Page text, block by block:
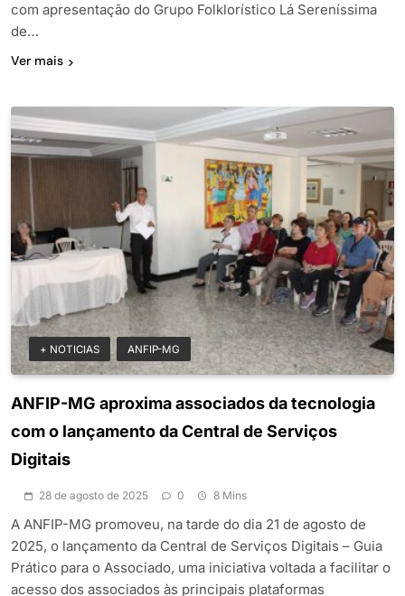
com apresentação do Grupo Folklorístico Lá Sereníssima
de…
Ver mais
+ NOTICIAS ANFIP-MG
ANFIP-MG aproxima associados da tecnologia
com o lançamento da Central de Serviços
Digitais
28 de agosto de 2025 0 8 Mins
A ANFIP-MG promoveu, na tarde do dia 21 de agosto de
2025, o lançamento da Central de Serviços Digitais – Guia
Prático para o Associado, uma iniciativa voltada a facilitar o
acesso dos associados às principais plataformas